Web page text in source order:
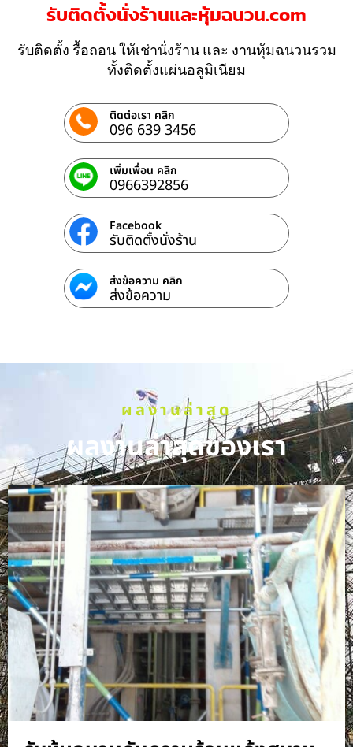
รับติดตั้งนั่งร้านและหุ้มฉนวน.com
รับติดตั้ง รื้อถอน ให้เช่านั่งร้าน และ งานหุ้มฉนวนรวม
ทั้งติดตั้งแผ่นอลูมิเนียม
ติดต่อเรา คลิก
096 639 3456
เพิ่มเพื่อน คลิก
0966392856
Facebook
รับติดตั้งนั่งร้าน
ส่งข้อความ คลิก
ส่งข้อความ
ผลงานล่าสุด
ผลงานล่าสุดของเรา